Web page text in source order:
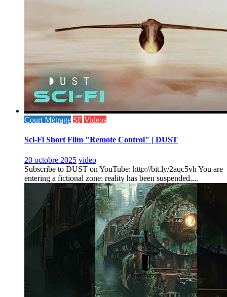
Court Métrage SF Videos
Sci-Fi Short Film "Remote Control" | DUST
20 octobre 2025 video
Subscribe to DUST on YouTube: http://bit.ly/2aqc5vh You are
entering a fictional zone: reality has been suspended....